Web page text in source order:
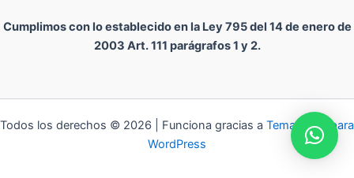
Cumplimos con lo establecido en la Ley 795 del 14 de enero de
2003 Art. 111 parágrafos 1 y 2.
Todos los derechos © 2026 | Funciona gracias a Tema Astra para
WordPress